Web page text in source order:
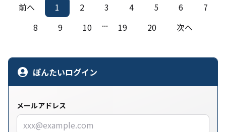
前へ 1 2 3 4 5 6
7
8
9 10 ... 19 20 次へ
ぽんたいログイン
メールアドレス